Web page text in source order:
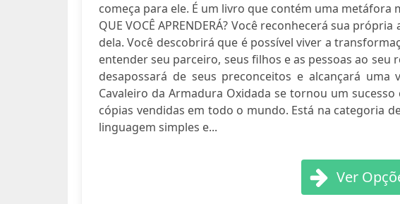
começa para ele. É um livro que contém uma metáfora
QUE VOCÊ APRENDERÁ? Você reconhecerá sua
dela. Você descobrirá que é possível viver a
entender seu parceiro, seus filhos e as pessoas ao
desapossará de seus preconceitos e alcançará uma
Cavaleiro da Armadura Oxidada se tornou um
cópias vendidas em todo o mundo. Está na categoria
linguagem simples e...
Ver